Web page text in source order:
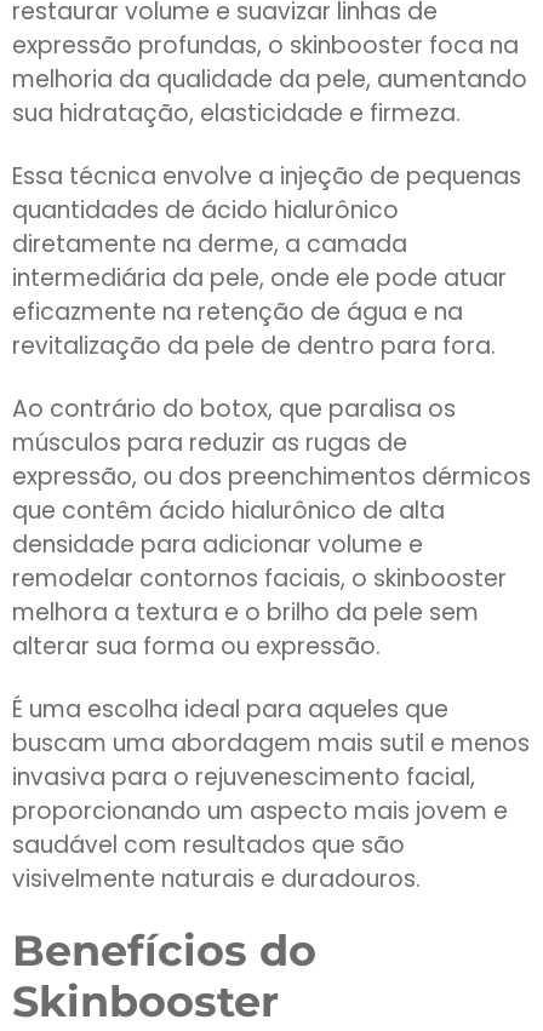
restaurar volume e suavizar linhas de
expressão profundas, o skinbooster foca na
melhoria da qualidade da pele, aumentando
sua hidratação, elasticidade e firmeza.
Essa técnica envolve a injeção de pequenas
quantidades de ácido hialurônico
diretamente na derme, a camada
intermediária da pele, onde ele pode atuar
eficazmente na retenção de água e na
revitalização da pele de dentro para fora.
Ao contrário do botox, que paralisa os
músculos para reduzir as rugas de
expressão, ou dos preenchimentos dérmicos
que contêm ácido hialurônico de alta
densidade para adicionar volume e
remodelar contornos faciais, o skinbooster
melhora a textura e o brilho da pele sem
alterar sua forma ou expressão.
É uma escolha ideal para aqueles que
buscam uma abordagem mais sutil e menos
invasiva para o rejuvenescimento facial,
proporcionando um aspecto mais jovem e
saudável com resultados que são
visivelmente naturais e duradouros.
Benefícios do
Skinbooster